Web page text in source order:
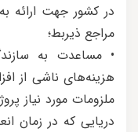
در کشور جهت ارائه
مراجع ذیربط؛
• مساعدت به
هزینه‌های ناشی از
ملزومات مورد نیاز
دریایی که در زمان